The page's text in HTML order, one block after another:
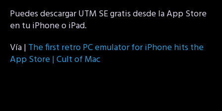
Puedes descargar UTM SE gratis desde la App Store
en tu iPhone o iPad.
Vía | The first retro PC emulator for iPhone hits the
App Store | Cult of Mac